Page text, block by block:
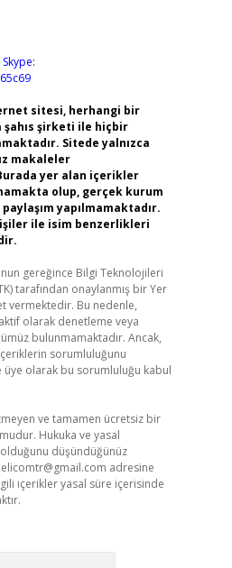
Skype:
sitesi, herhangi bir
şahıs şirketi ile hiçbir
Sitede yalnızca
makaleler
yer alan içerikler
olup, gerçek kurum
yapılmamaktadır.
ile isim benzerlikleri
gereğince Bilgi Teknolojileri
tarafından onaylanmış bir Yer
vermektedir. Bu nedenle,
olarak denetleme veya
bulunmamaktadır. Ancak,
sorumluluğunu
üye olarak bu sorumluluğu kabul
ve tamamen ücretsiz bir
Hukuka ve yasal
düşündüğünüz
adresine
içerikler yasal süre içerisinde